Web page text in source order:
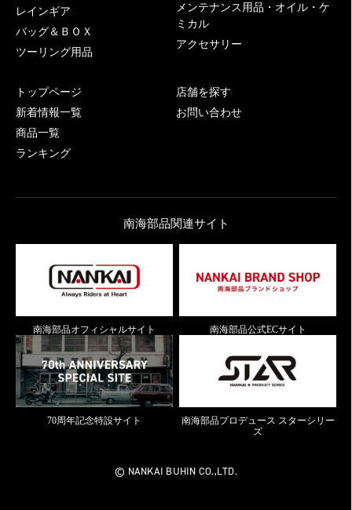
レインギア
バッグ＆ＢＯＸ
ツーリング用品
メンテナンス用品・オイル・ケ
ミカル
アクセサリー
トップページ
新着情報一覧
商品一覧
ランキング
店舗を探す
お問い合わせ
南海部品関連サイト
南海部品オフィシャルサイト 南海部品公式ECサイト
70周年記念特設サイト
南海部品プロデュース スターシリー
ズ
© NANKAI BUHIN CO.,LTD.